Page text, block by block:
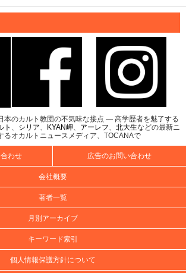
本のカルト教団の不気味な接点 ― 高学歴者を魅了する
ト シリア KYAN岬 アーレフ 北大生などの最新ニ
るオカルトニュースメディア、TOCANAで
わせ 広告のお問い合わせ
会社概要
著者一覧
月別アーカイブ
キーワード索引
個人情報保護方針について